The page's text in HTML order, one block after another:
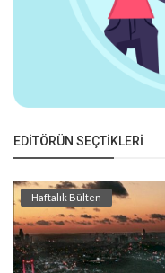
EDITÖRÜN SEÇTIKLERI
Haftalık Bülten